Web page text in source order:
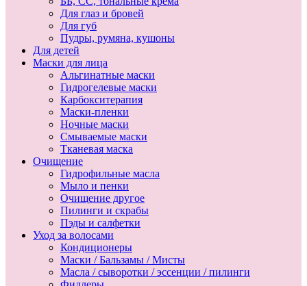
Для глаз и бровей
Для губ
Пудры, румяна, кушоны
Для детей
Маски для лица
Альгинатные маски
Гидрогелевые маски
Карбокситерапия
Маски-пленки
Ночные маски
Смываемые маски
Тканевая маска
Очищение
Гидрофильные масла
Мыло и пенки
Очищение другое
Пилинги и скрабы
Пэды и салфетки
Уход за волосами
Кондиционеры
Маски / Бальзамы / Мисты
Масла / сыворотки / эссенции / пилинги